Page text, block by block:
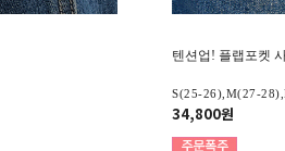
텐션업! 플랩포켓
S(25-26),M(27-
34,800원